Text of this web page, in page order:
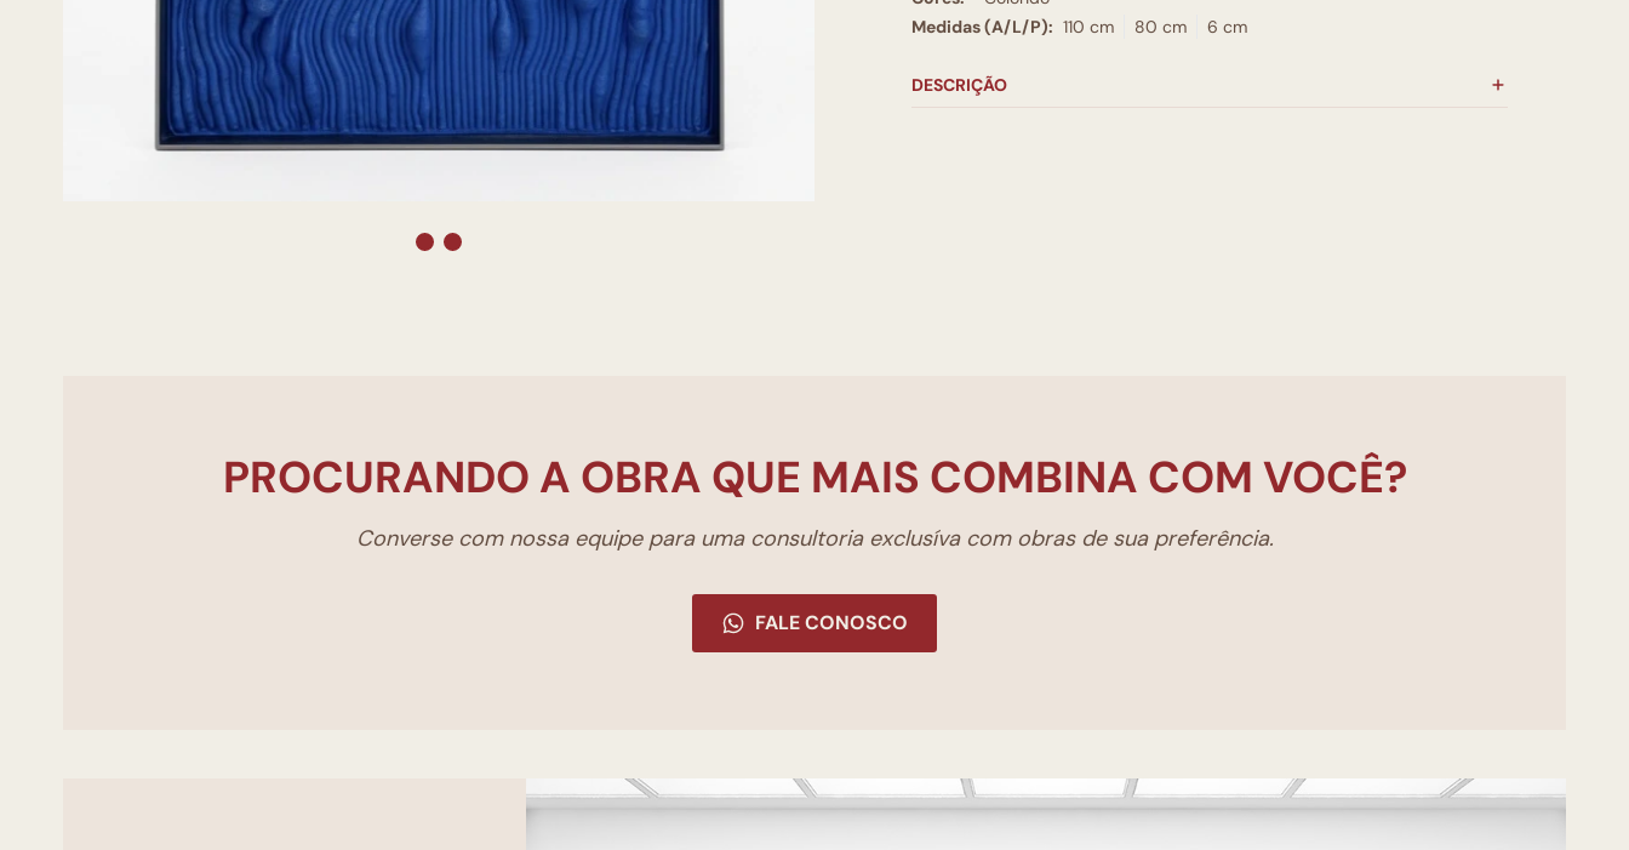
Medidas (A/L/P): 110 cm 80 cm 6 cm
DESCRIÇÃO
PROCURANDO A OBRA QUE MAIS COMBINA COM VOCÊ?
Converse com nossa equipe para uma consultoria exclusíva com obras de sua preferência.
FALE CONOSCO